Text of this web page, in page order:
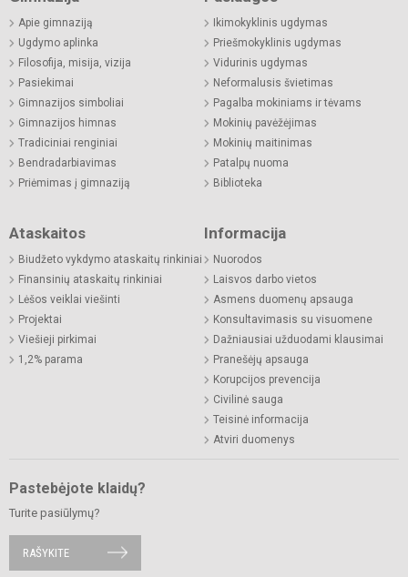
Apie gimnaziją
Ugdymo aplinka
Filosofija, misija, vizija
Pasiekimai
Gimnazijos simboliai
Gimnazijos himnas
Tradiciniai renginiai
Bendradarbiavimas
Priėmimas į gimnaziją
Ikimokyklinis ugdymas
Priešmokyklinis ugdymas
Vidurinis ugdymas
Neformalusis švietimas
Pagalba mokiniams ir tėvams
Mokinių pavėžėjimas
Mokinių maitinimas
Patalpų nuoma
Biblioteka
Ataskaitos
Biudžeto vykdymo ataskaitų rinkiniai
Finansinių ataskaitų rinkiniai
Lėšos veiklai viešinti
Projektai
Viešieji pirkimai
1,2% parama
Informacija
Nuorodos
Laisvos darbo vietos
Asmens duomenų apsauga
Konsultavimasis su visuomene
Dažniausiai užduodami klausimai
Pranešėjų apsauga
Korupcijos prevencija
Civilinė sauga
Teisinė informacija
Atviri duomenys
Pastebėjote klaidų?
Turite pasiūlymų?
RAŠYKITE